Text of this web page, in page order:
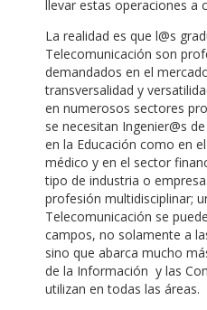
llevar estas operaciones a
La realidad es que l@s
Telecomunicación son
demandados en el
transversalidad y
en numerosos sectores
se necesitan Ingenier@s
en la Educación como en
médico y en el sector
tipo de industria o
profesión multidisciplinar;
Telecomunicación se
campos, no solamente a
sino que abarca mucho
de la Información y las
utilizan en todas las áreas.